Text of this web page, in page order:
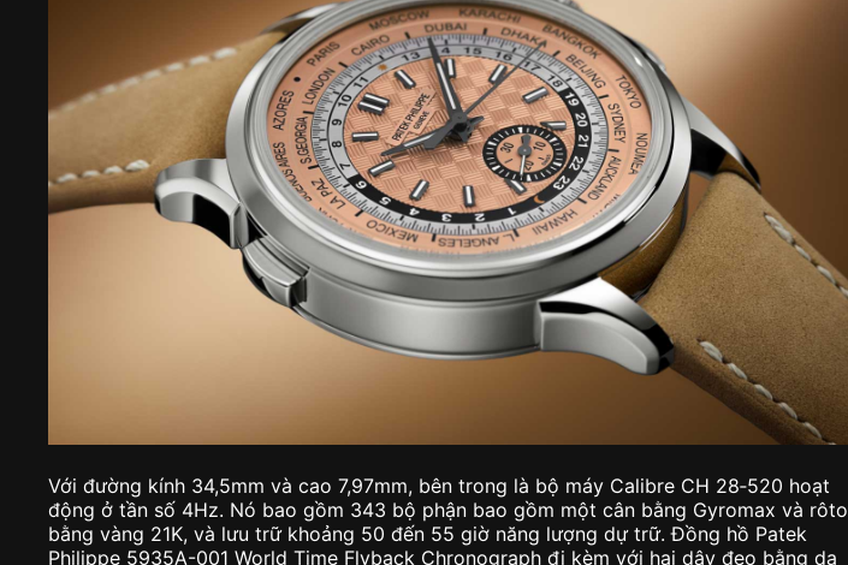
Với đường kính 34,5mm và cao 7,97mm, bên trong là bộ máy Calibre CH 28‑520 hoạt
động ở tần số 4Hz. Nó bao gồm 343 bộ phận bao gồm một cân bằng Gyromax và rôto
bằng vàng 21K, và lưu trữ khoảng 50 đến 55 giờ năng lượng dự trữ. Đồng hồ Patek
Philippe 5935A-001 World Time Flyback Chronograph đi kèm với hai dây đeo bằng da